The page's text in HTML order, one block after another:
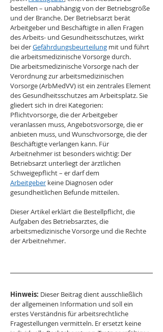
bestellen – unabhängig von der Betriebsgröße
und der Branche. Der Betriebsarzt berät
Arbeitgeber und Beschäftigte in allen Fragen
des Arbeits- und Gesundheitsschutzes, wirkt
bei der Gefährdungsbeurteilung mit und führt
die arbeitsmedizinische Vorsorge durch.
Die arbeitsmedizinische Vorsorge nach der
Verordnung zur arbeitsmedizinischen
Vorsorge (ArbMedVV) ist ein zentrales Element
des Gesundheitsschutzes am Arbeitsplatz. Sie
gliedert sich in drei Kategorien:
Pflichtvorsorge, die der Arbeitgeber
veranlassen muss, Angebotsvorsorge, die er
anbieten muss, und Wunschvorsorge, die der
Beschäftigte verlangen kann. Für
Arbeitnehmer ist besonders wichtig: Der
Betriebsarzt unterliegt der ärztlichen
Schweigepflicht – er darf dem
Arbeitgeber keine Diagnosen oder
gesundheitlichen Befunde mitteilen.
Dieser Artikel erklärt die Bestellpflicht, die
Aufgaben des Betriebsarztes, die
arbeitsmedizinische Vorsorge und die Rechte
der Arbeitnehmer.
Hinweis: Dieser Beitrag dient ausschließlich
der allgemeinen Information und soll ein
erstes Verständnis für arbeitsrechtliche
Fragestellungen vermitteln. Er ersetzt keine